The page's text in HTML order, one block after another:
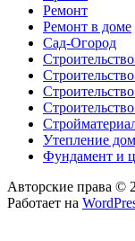
Ремонт
Ремонт в доме
Сад-Огород
Строительство
Утепление
Фундамент и
Авторские права ©
Работает на